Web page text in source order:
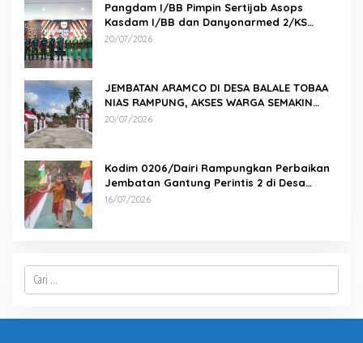
Pangdam I/BB Pimpin Sertijab Asops
Kasdam I/BB dan Danyonarmed 2/KS
serta Tradisi Korps
20/07/2026
JEMBATAN ARAMCO DI DESA BALALE TOBAA
NIAS RAMPUNG, AKSES WARGA SEMAKIN
MUDAH
20/07/2026
Kodim 0206/Dairi Rampungkan Perbaikan
Jembatan Gantung Perintis 2 di Desa
Mbinalun, Pakpak Bharat
16/07/2026
Cari
untuk: